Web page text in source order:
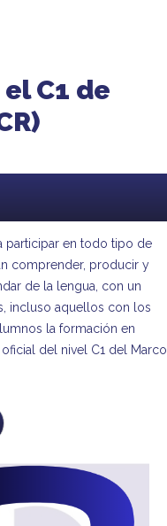
C1 de
participar en todo tipo de
comprender, producir y
de la lengua, con un
incluso aquellos con los
la formación en
del nivel C1 del Marco